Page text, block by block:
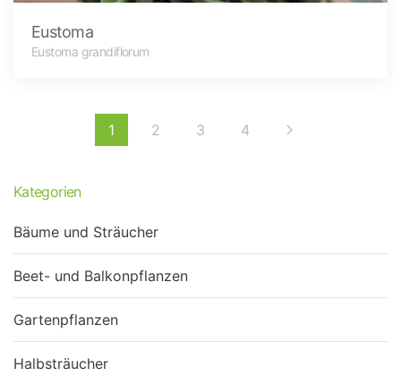
Eustoma
Eustoma grandiflorum
1 2 3 4
Kategorien
Bäume und Sträucher
Beet- und Balkonpflanzen
Gartenpflanzen
Halbsträucher